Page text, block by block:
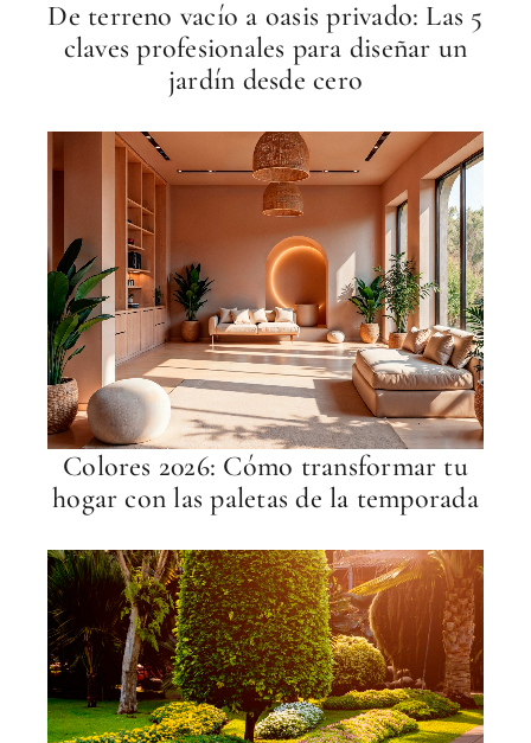
De terreno vacío a oasis privado: Las 5
claves profesionales para diseñar un
jardín desde cero
Colores 2026: Cómo transformar tu
hogar con las paletas de la temporada